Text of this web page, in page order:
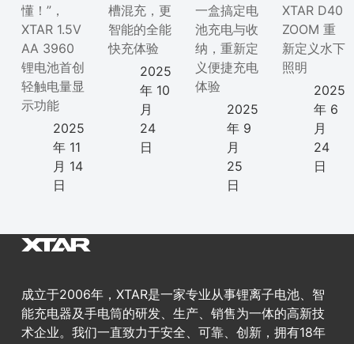
懂！”，
XTAR 1.5V
AA 3960
锂电池首创
轻触电量显
示功能
2025
年 11
月 14
日
槽混充，更
智能的全能
快充体验
2025
年 10
月
24
日
一盒搞定电
池充电与收
纳，重新定
义便捷充电
体验
2025
年 9
月
25
日
XTAR D40
ZOOM 重
新定义水下
照明
2025
年 6
月
24
日
成立于2006年，XTAR是一家专业从事锂离子电池、智
能充电器及手电筒的研发、生产、销售为一体的高新技
术企业。我们一直致力于安全、可靠、创新，拥有18年